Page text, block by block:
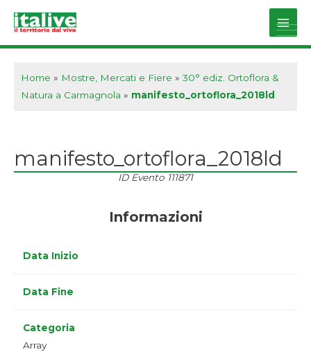
Main
Home » Mostre, Mercati e Fiere » 30° ediz. Ortoflora &
Natura a Carmagnola » manifesto_ortoflora_2018ld
manifesto_ortoflora_2018ld
ID Evento 111871
Informazioni
Data Inizio
Data Fine
Categoria
Array